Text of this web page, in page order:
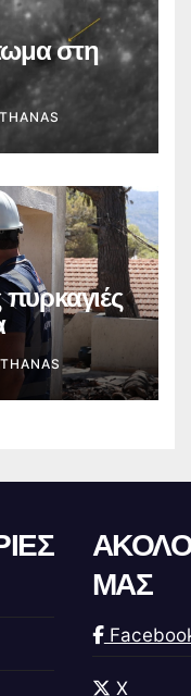
στη
πυρκαγιές
ΜΑΣ
X